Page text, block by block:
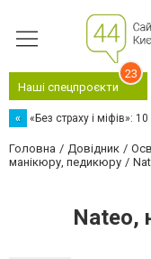
Наші спецпроєкти
23
« «Без страху і міфів»:
Головна Довідник
манікюру, педикюру
Nateo,